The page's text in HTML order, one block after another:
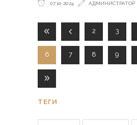
07.10.2024 АДМИНИСТРАТОР
2 3
6 7 8 9
ТЕГИ